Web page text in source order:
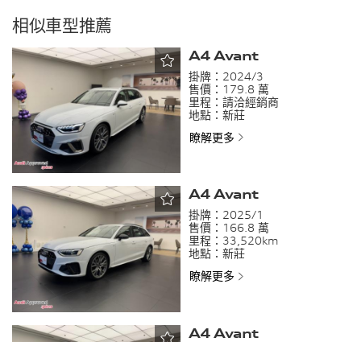
相似車型推薦
A4 Avant
掛牌： 2024/3
售價： 179.8 萬
里程： 請洽經銷商
地點： 新莊
瞭解更多
A4 Avant
掛牌： 2025/1
售價： 166.8 萬
里程： 33,520km
地點： 新莊
瞭解更多
A4 Avant